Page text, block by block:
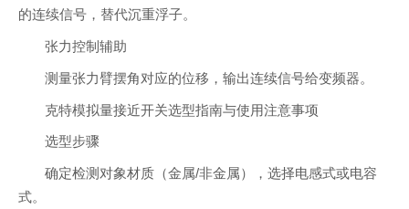
的连续信号，替代沉重浮子。
张力控制辅助
测量张力臂摆角对应的位移，输出连续信号给变频器。
克特模拟量接近开关选型指南与使用注意事项
选型步骤
确定检测对象材质（金属/非金属），选择电感式或电容
式。